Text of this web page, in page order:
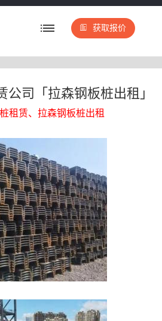
获取报价
公司「拉森钢板桩出租」
租赁、拉森钢板桩出租